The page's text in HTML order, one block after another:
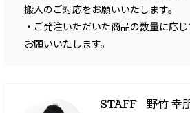
搬入のご対応をお願いいたします。
・ご発注いただいた商品の数量に応
お願いいたします。
STAFF 野竹 幸